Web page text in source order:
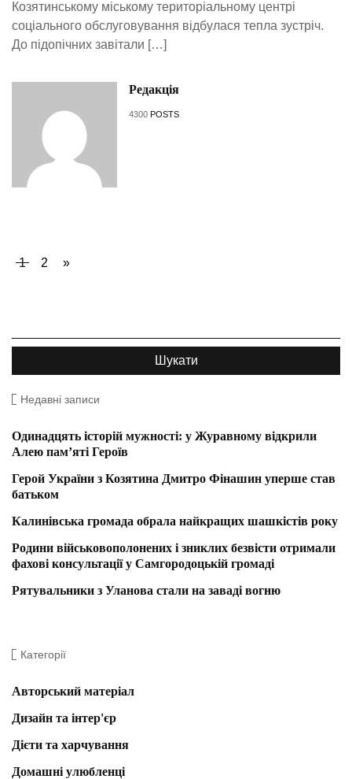
Козятинському міському територіальному центрі
соціального обслуговування відбулася тепла зустріч.
До підопічних завітали […]
Редакція
4300 POSTS
1 2 »
Недавні записи
Одинадцять історій мужності: у Журавному відкрили
Алею пам’яті Героїв
Герой України з Козятина Дмитро Фінашин уперше став
батьком
Калинівська громада обрала найкращих шашкістів року
Родини військовополонених і зниклих безвісти отримали
фахові консультації у Самгородоцькій громаді
Рятувальники з Уланова стали на заваді вогню
Категорії
Авторський матеріал
Дизайн та інтер'єр
Дієти та харчування
Домашні улюбленці